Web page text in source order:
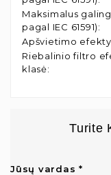
Maksimalus
pagal IEC 61591):
Apšvietimo
Riebalinio filtro
klasė:
Turite
Jūsų vardas